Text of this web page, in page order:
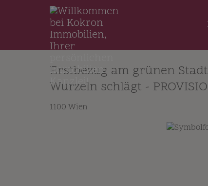
Erstbezug am grünen
Wurzeln schlägt -
1100 Wien